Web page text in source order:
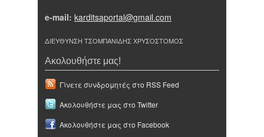
e-mail: karditsaportal@gmail.com
ΔΙΕΥΘΥΝΣΗ ΤΣΟΜΠΑΝΙΔΗΣ ΧΡΥΣΟΣΤΟΜΟΣ
Ακολουθήστε μας!
Γίνετε συνδρομητές στο RSS Feed
Ακολουθήστε μας στο Twitter
Ακολουθήστε μας στο Facebook